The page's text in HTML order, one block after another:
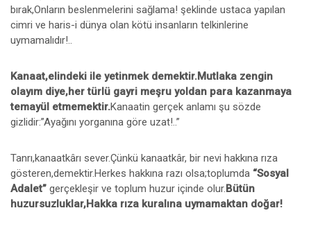
bırak,Onların beslenmelerini sağlama! şeklinde ustaca yapılan
cimri ve haris-i dünya olan kötü insanların telkinlerine
uymamalıdır!..
Kanaat,elindeki ile yetinmek demektir.Mutlaka zengin
olayım diye,her türlü gayri meşru yoldan para kazanmaya
temayül etmemektir.Kanaatin gerçek anlamı şu sözde
gizlidir:”Ayağını yorganına göre uzat!..”
Tanrı,kanaatkârı sever.Çünkü kanaatkâr, bir nevi hakkına rıza
gösteren,demektir.Herkes hakkına razı olsa;toplumda “Sosyal
Adalet” gerçekleşir ve toplum huzur içinde olur.Bütün
huzursuzluklar,Hakka rıza kuralına uymamaktan doğar!